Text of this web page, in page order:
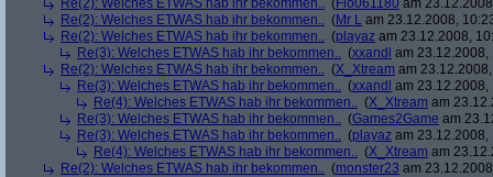
Re(2): Welches ETWAS hab ihr bekommen.. (Flo061180 am
Re(2): Welches ETWAS hab ihr bekommen.. (Mr L am 23.12.2008,
Re(2): Welches ETWAS hab ihr bekommen.. (playaz am 23.12.2008,
Re(3): Welches ETWAS hab ihr bekommen.. (xxandl am 23.12.2008,
Re(2): Welches ETWAS hab ihr bekommen.. (X_Xtream am
Re(3): Welches ETWAS hab ihr bekommen.. (xxandl am 23.12.2008,
Re(4): Welches ETWAS hab ihr bekommen.. (X_Xtream am
Re(3): Welches ETWAS hab ihr bekommen.. (Games2Game am
Re(3): Welches ETWAS hab ihr bekommen.. (playaz am 23.12.2008,
Re(4): Welches ETWAS hab ihr bekommen.. (X_Xtream am
Re(2): Welches ETWAS hab ihr bekommen.. (monster23 am